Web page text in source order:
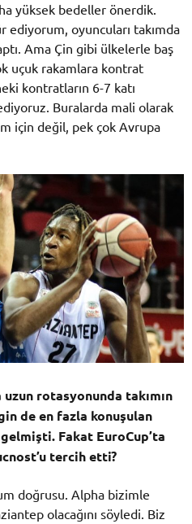
yüksek bedeller önerdik.
ediyorum, oyuncuları takımda
Ama Çin gibi ülkelerle baş
uçuk rakamlara kontrat
kontratların 6-7 katı
Buralarda mali olarak
için değil, pek çok Avrupa
rotasyonunda takımın
de en fazla konuşulan
Fakat EuroCup’ta
tercih etti?
doğrusu. Alpha bizimle
olacağını söyledi. Biz